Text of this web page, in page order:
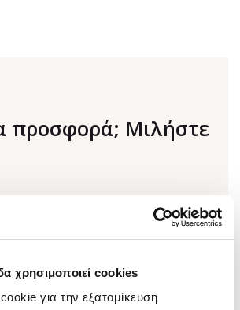
χρησιμοποιεί cookies
για την εξατομίκευση
προσφορά; Μιλήστε